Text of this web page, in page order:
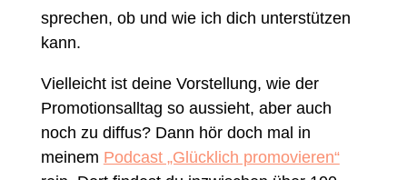
sprechen, ob und wie ich dich unterstützen
kann.
Vielleicht ist deine Vorstellung, wie der
Promotionsalltag so aussieht, aber auch
noch zu diffus? Dann hör doch mal in
meinem Podcast „Glücklich promovieren“